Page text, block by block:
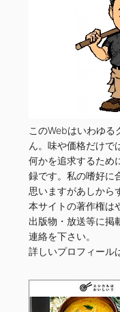
このWebはいわゆる
ん。味や価格だけで
何かを追求するため
録です。私の嗜好に
思いますがあしから
本サイトの著作権は
出版物・放送等に掲
連絡を下さい。
詳しいプロフィール